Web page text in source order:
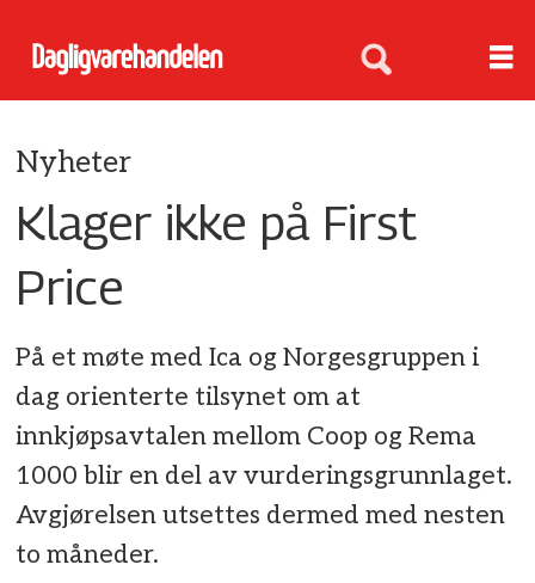
Nyheter
Klager ikke på First
Price
På et møte med Ica og Norgesgruppen i
dag orienterte tilsynet om at
innkjøpsavtalen mellom Coop og Rema
1000 blir en del av vurderingsgrunnlaget.
Avgjørelsen utsettes dermed med nesten
to måneder.